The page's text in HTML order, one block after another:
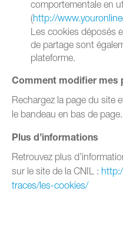
comportementale en
(http://
Les cookies déposés
de partage sont
plateforme.
Comment modifier mes
Rechargez la page du site
le bandeau en bas de page.
Plus d’informations
Retrouvez plus
sur le site de la CNIL :
traces/les-cookies/